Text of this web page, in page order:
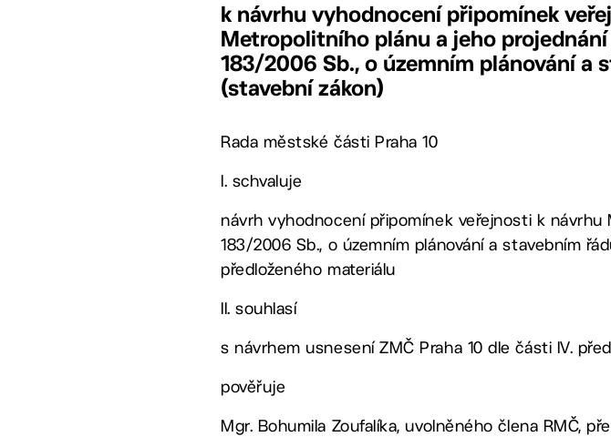
k návrhu vyhodnocení připomínek
Metropolitního plánu a jeho projednání
183/2006 Sb., o územním plánování a
(stavební zákon)
Rada městské části Praha 10
I. schvaluje
návrh vyhodnocení připomínek veřejnosti k
183/2006 Sb., o územním plánování a stavebním
předloženého materiálu
II. souhlasí
s návrhem usnesení ZMČ Praha 10 dle části IV.
pověřuje
Mgr. Bohumila Zoufalíka, uvolněného člena RMČ,